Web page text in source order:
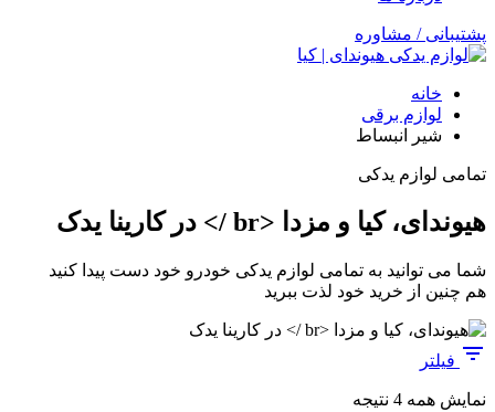
پشتیبانی / مشاوره
خانه
لوازم برقی
شیر انبساط
تمامی لوازم یدکی
هیوندای، کیا و مزدا <br /> در کارینا یدک
شما می توانید به تمامی لوازم یدکی خودرو خود دست پیدا کنید
هم چنین از خرید خود لذت ببرید
فیلتر
نمایش همه 4 نتیجه